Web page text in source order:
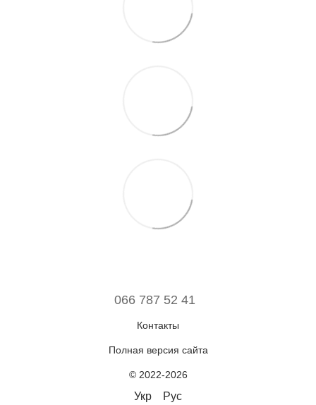
066 787 52 41
Контакты
Полная версия сайта
© 2022-2026
Укр Рус